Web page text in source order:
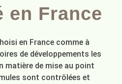
en France
en France comme à
de développements les
matière de mise au point
sont contrôlées et